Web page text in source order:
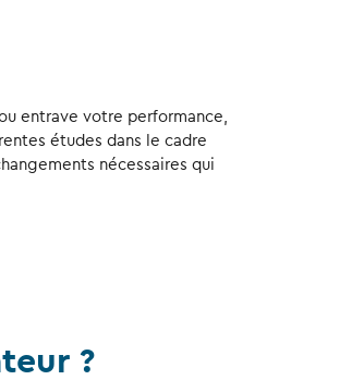
entrave votre performance,
études dans le cadre
nécessaires qui
?